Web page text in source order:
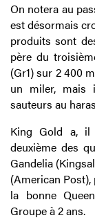
On notera au
est désormais
produits sont
père du
(Gr1) sur 2 400
un miler, mais
sauteurs au
King Gold a,
deuxième des
Gandelia
(American Post),
la bonne
Groupe à 2 ans.